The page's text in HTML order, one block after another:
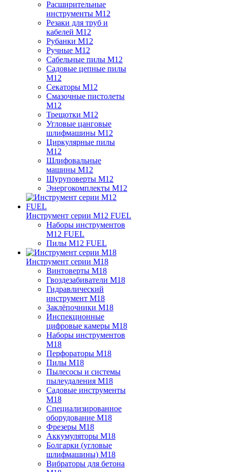
Расширительные
инструменты M12
Резаки для труб и
кабелей M12
Рубанки M12
Ручные M12
Сабельные пилы M12
Садовые цепные пилы
M12
Секаторы M12
Смазочные пистолеты
M12
Трещотки M12
Угловые цанговые
шлифмашины M12
Циркулярные пилы
M12
Шлифовальные
машины M12
Шуруповерты M12
Энергокомплекты M12
Инструмент серии M12 FUEL
Наборы инструментов
M12 FUEL
Пилы M12 FUEL
Инструмент серии M18
Винтоверты M18
Гвоздезабиватели M18
Гидравлический
инструмент M18
Заклёпочники M18
Инспекционные
цифровые камеры M18
Наборы инструментов
M18
Перфораторы M18
Пилы M18
Пылесосы и системы
пылеудаления M18
Садовые инструменты
M18
Специализированное
оборудование M18
Фрезеры M18
Аккумуляторы M18
Болгарки (угловые
шлифмашины) M18
Вибраторы для бетона